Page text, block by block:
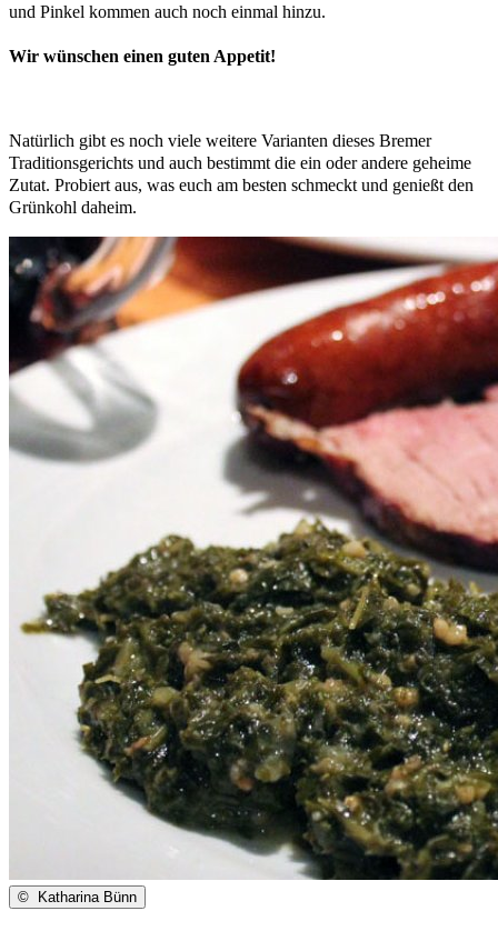
und Pinkel kommen auch noch einmal hinzu.
Wir wünschen einen guten Appetit!
Natürlich gibt es noch viele weitere Varianten dieses Bremer
Traditionsgerichts und auch bestimmt die ein oder andere geheime
Zutat. Probiert aus, was euch am besten schmeckt und genießt den
Grünkohl daheim.
© Katharina Bünn